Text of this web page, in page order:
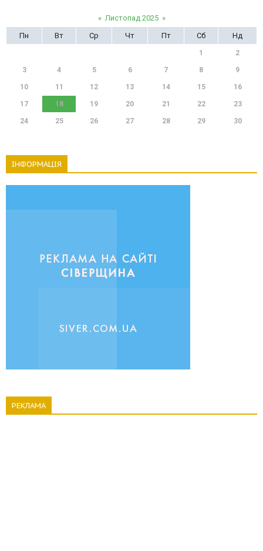
« Листопад 2025 »
Пн
Вт Ср Чт Пт Сб Нд
1 2
3 4 5 6 7 8 9
10 11 12 13 14 15 16
17 18 19 20 21 22 23
24 25 26 27 28 29 30
ІНФОРМАЦІЯ
РЕКЛАМА